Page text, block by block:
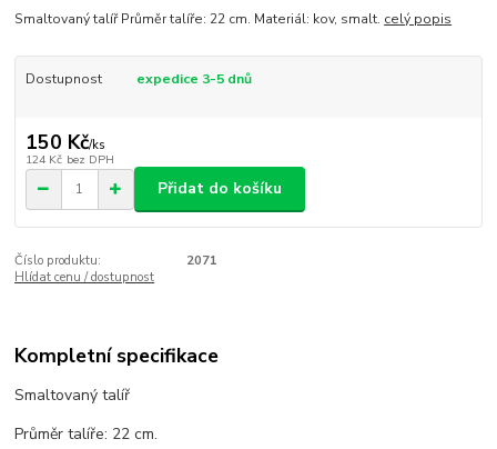
Smaltovaný talíř Průměr talíře: 22 cm. Materiál: kov, smalt. celý popis
Dostupnost expedice 3-5 dnů
150 Kč/ks
124 Kč bez DPH
Přidat do košíku
Číslo produktu:
2071
Hlídat cenu / dostupnost
Kompletní specifikace
Smaltovaný talíř
Průměr talíře: 22 cm.